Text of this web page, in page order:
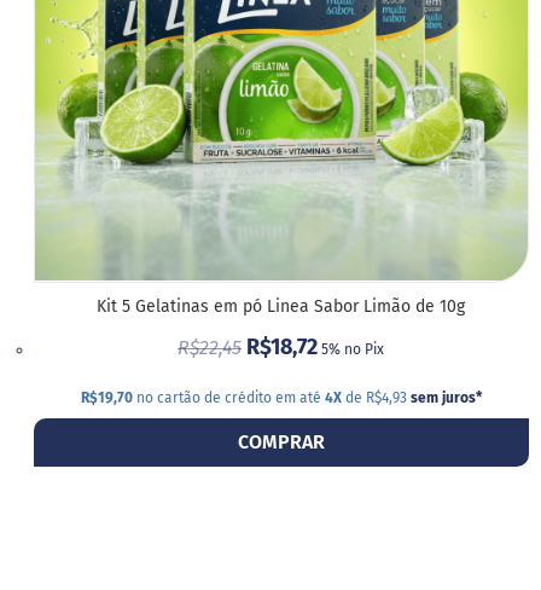
Kit 5 Gelatinas em pó Linea Sabor Limão de 10g
R$22,45 R$18,72 5% no Pix
R$19,70no cartão de crédito em até 4Xde R$4,93 sem juros*
COMPRAR